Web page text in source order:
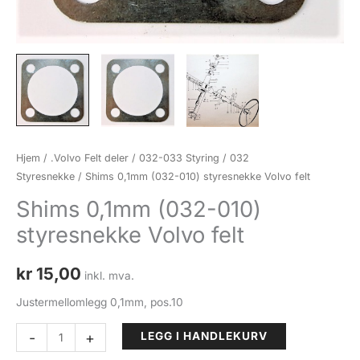
Hjem / .Volvo Felt deler / 032-033 Styring / 032
Styresnekke / Shims 0,1mm (032-010) styresnekke Volvo felt
Shims 0,1mm (032-010)
styresnekke Volvo felt
kr 15,00 inkl. mva.
Justermellomlegg 0,1mm, pos.10
-
0,1mm
+ LEGG I HANDLEKURV